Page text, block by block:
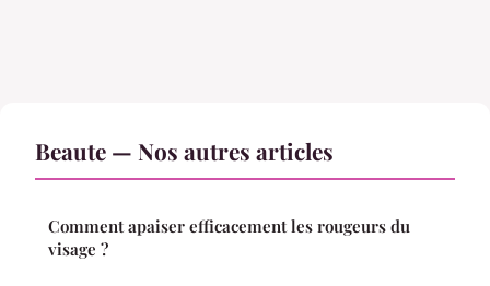
Beaute — Nos autres articles
Comment apaiser efficacement les rougeurs du
visage ?